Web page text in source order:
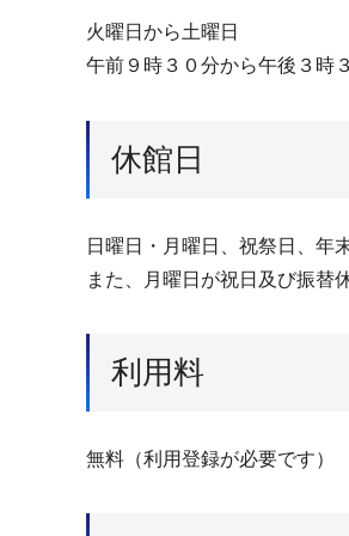
火曜日から土曜日
午前９時３０分から午後３時
休館日
日曜日・月曜日、祝祭日、年
また、月曜日が祝日及び振替
利用料
無料（利用登録が必要です）